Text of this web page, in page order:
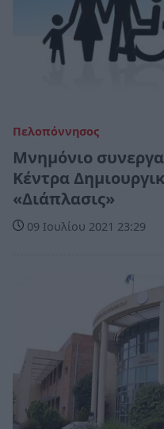
Πελοπόννησος
Μνημόνιο
Κέντρα
«Διάπλασις»
09 Ιουλίου 2021 23:29